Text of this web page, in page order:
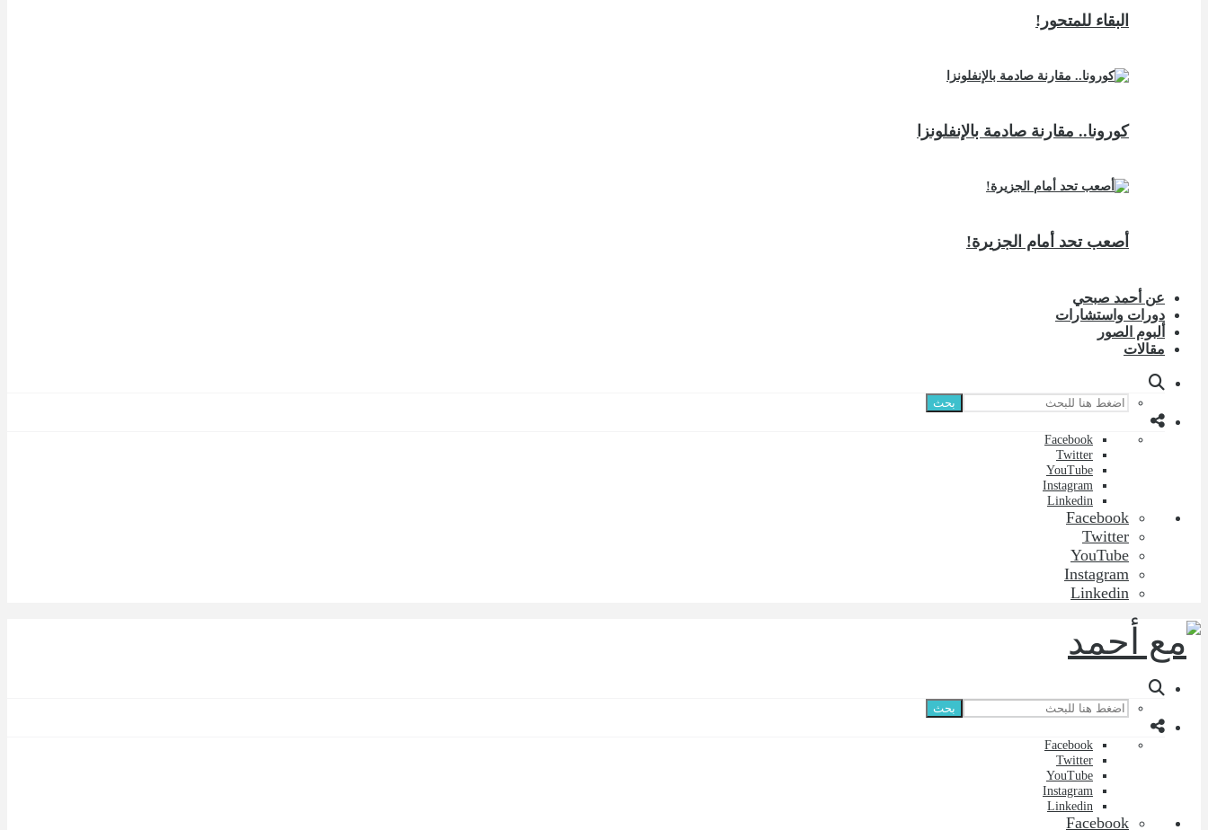
البقاء للمتحور!
كورونا.. مقارنة صادمة بالإنفلونزا
أصعب تحد أمام الجزيرة!
عن أحمد صبحي
دورات واستشارات
ألبوم الصور
مقالات
بحث
Facebook
Twitter
YouTube
Instagram
Linkedin
Facebook
Twitter
YouTube
Instagram
Linkedin
بحث
Facebook
Twitter
YouTube
Instagram
Linkedin
Facebook